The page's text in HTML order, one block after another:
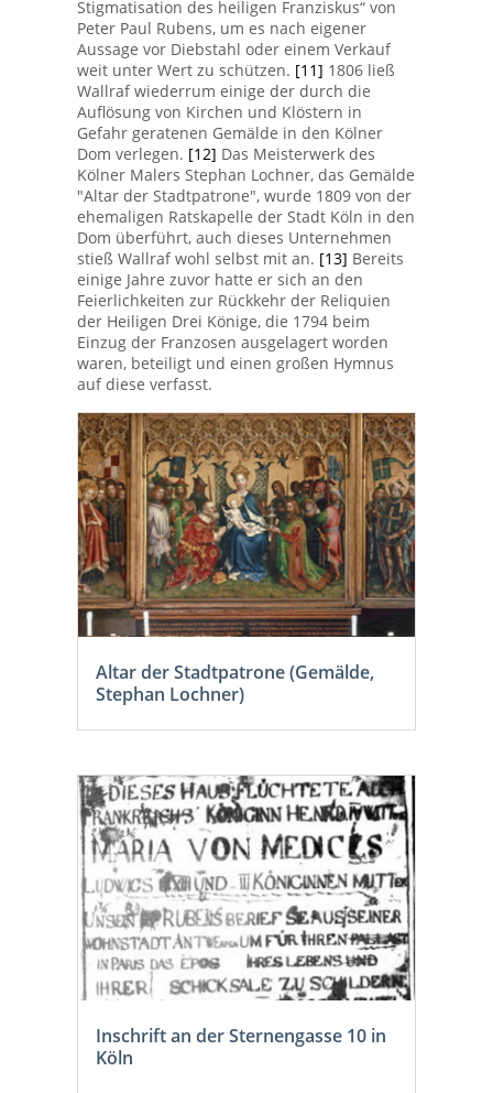
Stigmatisation des heiligen Franziskus“ von
Peter Paul Rubens, um es nach eigener
Aussage vor Diebstahl oder einem Verkauf
weit unter Wert zu schützen. [11] 1806 ließ
Wallraf wiederrum einige der durch die
Auflösung von Kirchen und Klöstern in
Gefahr geratenen Gemälde in den Kölner
Dom verlegen. [12] Das Meisterwerk des
Kölner Malers Stephan Lochner, das Gemälde
"Altar der Stadtpatrone", wurde 1809 von der
ehemaligen Ratskapelle der Stadt Köln in den
Dom überführt, auch dieses Unternehmen
stieß Wallraf wohl selbst mit an. [13] Bereits
einige Jahre zuvor hatte er sich an den
Feierlichkeiten zur Rückkehr der Reliquien
der Heiligen Drei Könige, die 1794 beim
Einzug der Franzosen ausgelagert worden
waren, beteiligt und einen großen Hymnus
auf diese verfasst.
Altar der Stadtpatrone (Gemälde,
Stephan Lochner)
Inschrift an der Sternengasse 10 in
Köln